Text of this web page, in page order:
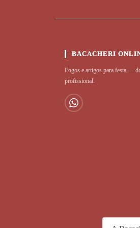
BACACHERI
Fogos e artigos para festa —
profissional.